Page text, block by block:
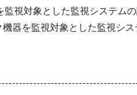
監視対象とした監視システム
器を監視対象とした監視シ